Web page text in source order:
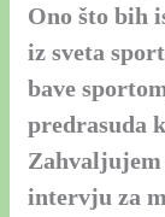
Ono što bih
iz sveta
bave
predrasuda
Zahvaljujem
intervju za